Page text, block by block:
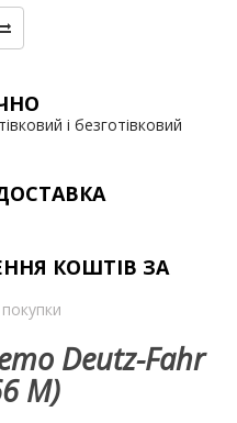
і безготівковий
КОШТІВ ЗА
Deutz-Fahr
М)